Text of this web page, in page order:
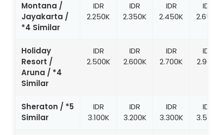
Montana /
Jayakarta /
*4 Similar
IDR
2.250K
IDR
2.350K
IDR
2.450K
IDR
2.650K
Holiday
Resort /
Aruna / *4
Similar
IDR
2.500K
IDR
2.600K
IDR
2.700K
IDR
2.900K
Sheraton / *5
Similar
IDR
3.100K
IDR
3.200K
IDR
3.300K
IDR
3.500K